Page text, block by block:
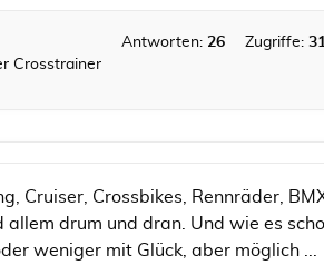
Crosstrainer
Antworten: 26 Zugriffe:
Cruiser, Crossbikes, Rennräder,
drum und dran. Und wie es
weniger mit Glück, aber möglich ...